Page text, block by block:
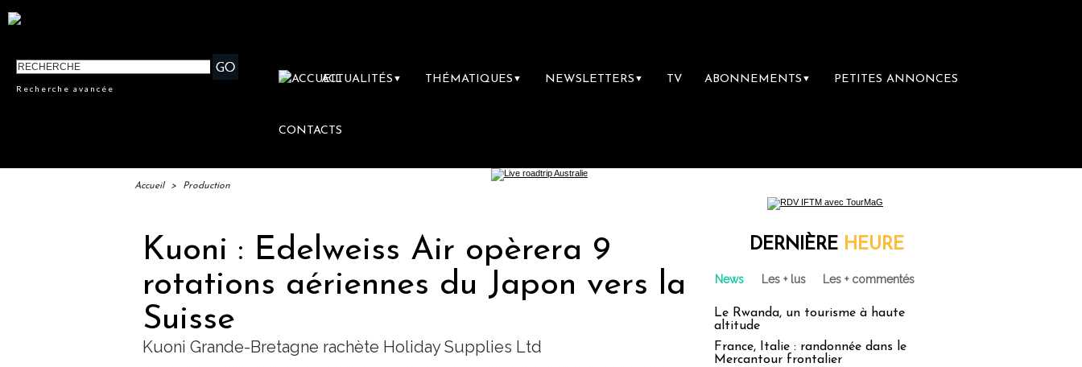
Recherche avancée
ACTUALITÉS ▼ THÉMATIQUES ▼ NEWSLETTERS ▼ TV ABONNEMENTS ▼ PETITES ANNONCES
CONTACTS
Accueil > Production
Kuoni : Edelweiss Air opèrera 9
rotations aériennes du Japon vers la
Suisse
Kuoni Grande-Bretagne rachète Holiday Supplies Ltd
DERNIÈRE HEURE
News Les + lus Les + commentés
Le Rwanda, un tourisme à haute
altitude
France, Italie : randonnée dans le
Mercantour frontalier